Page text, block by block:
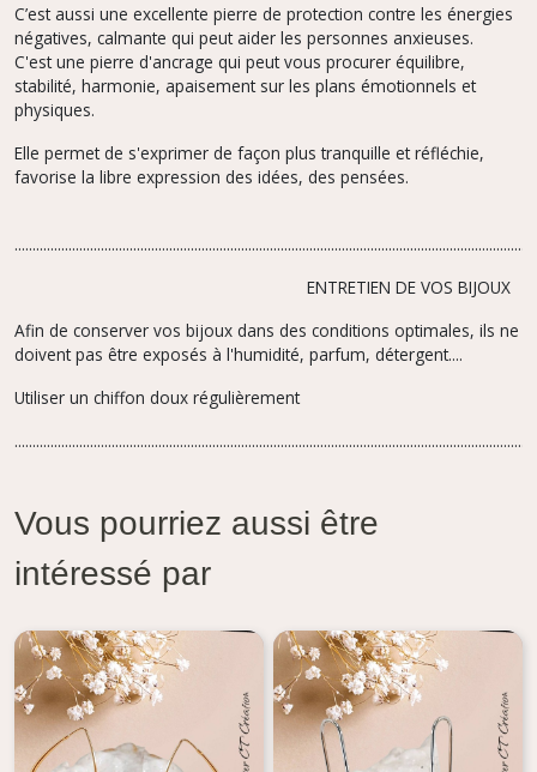
C’est aussi une excellente pierre de protection contre les énergies
négatives, calmante qui peut aider les personnes anxieuses.
C'est une pierre d'ancrage qui peut vous procurer équilibre,
stabilité, harmonie, apaisement sur les plans émotionnels et
physiques.
Elle permet de s'exprimer de façon plus tranquille et réfléchie,
favorise la libre expression des idées, des pensées.
.......................................................................................
ENTRETIEN DE VOS BIJOUX
Afin de conserver vos bijoux dans des conditions optimales, ils ne
doivent pas être exposés à l'humidité, parfum, détergent....
Utiliser un chiffon doux régulièrement
Vous pourriez aussi être
intéressé par